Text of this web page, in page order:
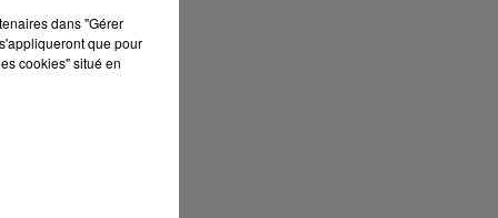
dans "Gérer
que pour
cookies" situé en